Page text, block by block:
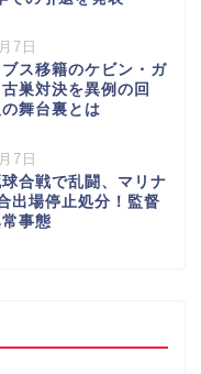
7日
ブス移籍のケビン・ガ
巣対決を異例の回
舞台裏とは
7日
球合戦で乱闘、マリナ
出場停止処分！監督
事態